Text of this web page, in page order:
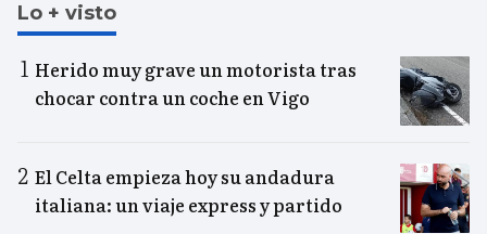
Lo + visto
Herido muy grave un motorista tras
chocar contra un coche en Vigo
El Celta empieza hoy su andadura
italiana: un viaje express y partido